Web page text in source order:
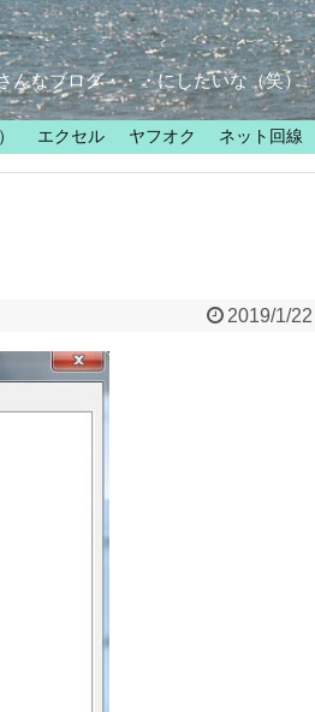
んなブログ・・・にしたいな（笑）
エクセル ヤフオク ネット回線
2019/1/22